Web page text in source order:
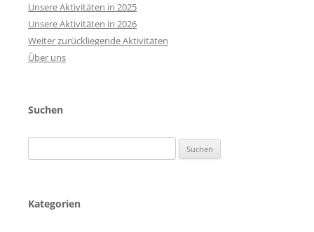
Unsere Aktivitäten in 2025
Unsere Aktivitäten in 2026
Weiter zurückliegende Aktivitäten
Über uns
Suchen
nach:
Kategorien